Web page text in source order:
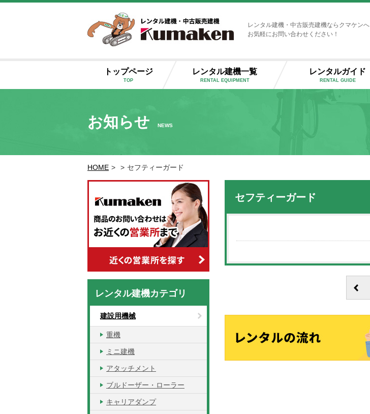
レンタル建機・中古販売建機ならクマケンへ
お気軽にお問い合わせください！
トップページ
TOP
レンタル建機一覧
RENTAL EQUIPMENT
レンタルガイド
RENTAL GUIDE
お知らせ NEWS
HOME > > セフティーガード
セフティーガード
レンタル建機カテゴリ
建設用機械
重機
ミニ建機
アタッチメント
ブルドーザー・ローラー
キャリアダンプ